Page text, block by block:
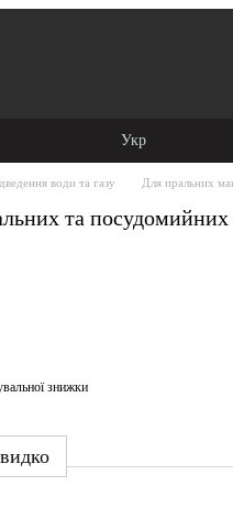
Укр
води та газу Для пральних
та
знижки